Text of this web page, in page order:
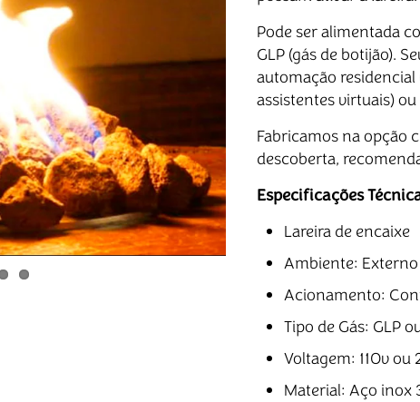
Pode ser alimentada
GLP (gás de botijão).
automação residencial
assistentes virtuais)
Fabricamos na opção
descoberta,
Especificações
Lareira de encaixe
Ambiente: Externo
Acionamento:
Tipo de Gás: GLP
Voltagem: 110v ou
Material: Aço inox